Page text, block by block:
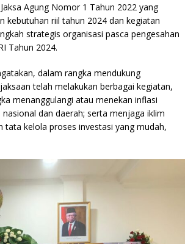
Agung Nomor 1 Tahun 2022 yang
kebutuhan riil tahun 2024 dan kegiatan
strategis organisasi pasca pengesahan
Tahun 2024.
dalam rangka mendukung
telah melakukan berbagai kegiatan,
menanggulangi atau menekan inflasi
dan daerah; serta menjaga iklim
tata kelola proses investasi yang mudah,